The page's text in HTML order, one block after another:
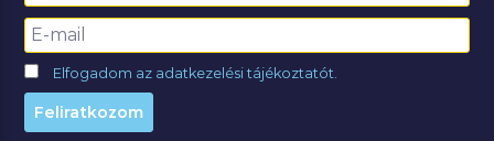
Elfogadom az adatkezelési tájékoztatót.